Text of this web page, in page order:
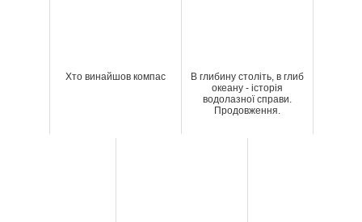
Хто винайшов компас
В глибину століть, в глиб
океану - історія
водолазної справи.
Продовження.